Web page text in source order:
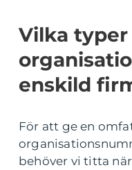
Vilka typer
enskild
För att ge en
behöver vi titta